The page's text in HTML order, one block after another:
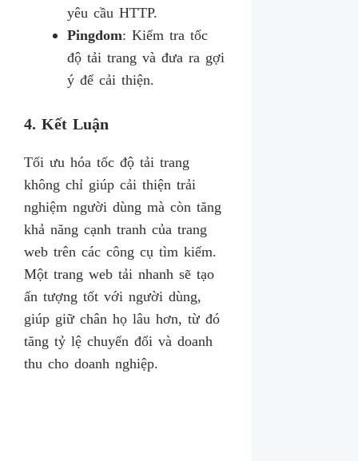
yêu cầu HTTP.
Pingdom: Kiểm tra tốc
độ tải trang và đưa ra gợi
ý để cải thiện.
4. Kết Luận
Tối ưu hóa tốc độ tải trang
không chỉ giúp cải thiện trải
nghiệm người dùng mà còn tăng
khả năng cạnh tranh của trang
web trên các công cụ tìm kiếm.
Một trang web tải nhanh sẽ tạo
ấn tượng tốt với người dùng,
giúp giữ chân họ lâu hơn, từ đó
tăng tỷ lệ chuyển đổi và doanh
thu cho doanh nghiệp.